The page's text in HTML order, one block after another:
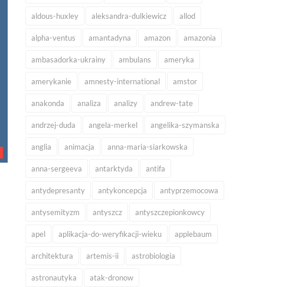
aldous-huxley aleksandra-dulkiewicz allod
alpha-ventus amantadyna amazon amazonia
ambasadorka-ukrainy ambulans ameryka
amerykanie amnesty-international amstor
anakonda analiza analizy andrew-tate
andrzej-duda angela-merkel angelika-szymanska
anglia animacja anna-maria-siarkowska
anna-sergeeva antarktyda antifa
antydepresanty antykoncepcja antyprzemocowa
antysemityzm antyszcz antyszczepionkowcy
apel aplikacja-do-weryfikacji-wieku applebaum
architektura artemis-ii astrobiologia
astronautyka atak-dronow